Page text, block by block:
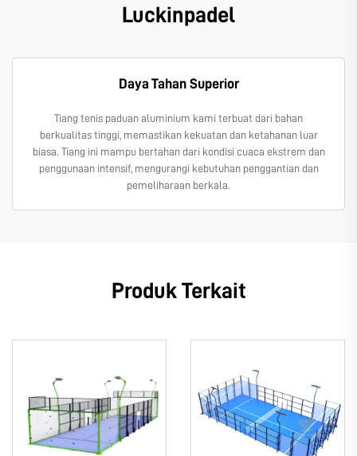
Luckinpadel
Daya Tahan Superior
Tiang tenis paduan aluminium kami terbuat dari bahan
berkualitas tinggi, memastikan kekuatan dan ketahanan luar
biasa. Tiang ini mampu bertahan dari kondisi cuaca ekstrem dan
penggunaan intensif, mengurangi kebutuhan penggantian dan
pemeliharaan berkala.
Produk Terkait